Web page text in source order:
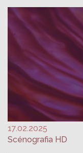
17.02.2025
Scénografia HD